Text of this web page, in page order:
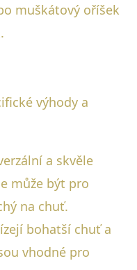
muškátový oříšek
výhody a
a skvěle
může být pro
na chuť.
bohatší chuť a
vhodné pro